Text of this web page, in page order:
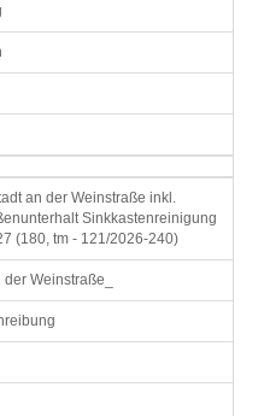
an der Weinstraße inkl.
Sinkkastenreinigung
(180, tm - 121/2026-240)
Weinstraße_